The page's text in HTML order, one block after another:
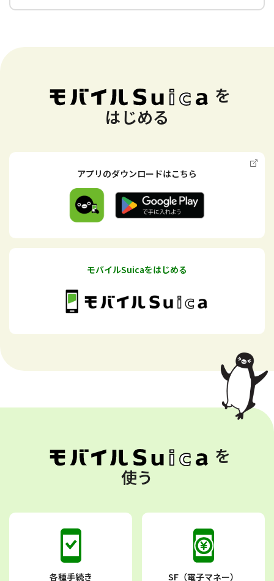
を
はじめる
アプリのダウンロードはこちら
モバイルSuicaをはじめる
を
使う
各種手続き SF（電子マネー）